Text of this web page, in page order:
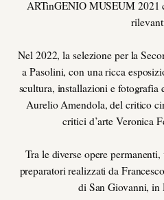
ARTinGENIO MUSEUM 2021
Nel 2022, la selezione per la
a Pasolini, con una ricca
scultura, installazioni e fotografia
Aurelio Amendola, del critico
critici d’arte Veronica
Tra le diverse opere
preparatori realizzati da
di San Giovanni, in